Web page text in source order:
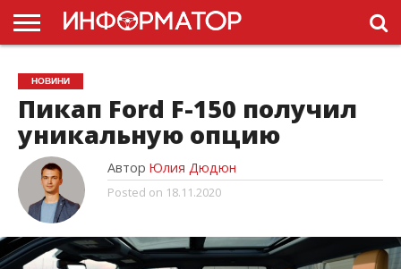
ГОЛОВНА
НОВИНИ
ПДР
УКРАЇНИ
РЕКЛАМА
ПРОЕКТЫ
НОВИНИ
Пикап Ford F-150 получил
уникальную опцию
Автор Юлия Дюдюн
Posted on 18.11.2020